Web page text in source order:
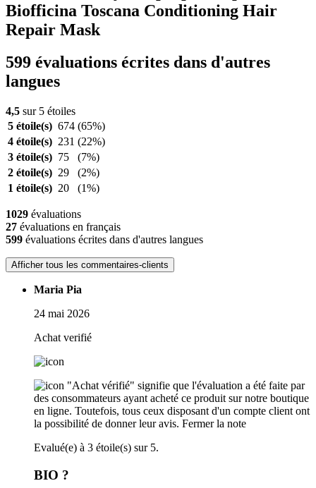
Biofficina Toscana Conditioning Hair
Repair Mask
599 évaluations écrites dans d'autres
langues
4,5 sur 5 étoiles
5 étoile(s) 674 (65%)
4 étoile(s) 231 (22%)
3 étoile(s) 75
(7%)
2 étoile(s) 29
(2%)
1 étoile(s) 20 (1%)
1029 évaluations
27 évaluations en français
599 évaluations écrites dans d'autres langues
Afficher tous les commentaires-clients
Maria Pia
24 mai 2026
Achat verifié
"Achat vérifié" signifie que l'évaluation a été faite par
des consommateurs ayant acheté ce produit sur notre boutique
en ligne. Toutefois, tous ceux disposant d'un compte client ont
la possibilité de donner leur avis. Fermer la note
Evalué(e) à 3 étoile(s) sur 5.
BIO ?